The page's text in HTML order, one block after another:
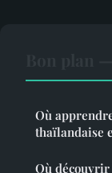
Où
thaïlandaise
Où